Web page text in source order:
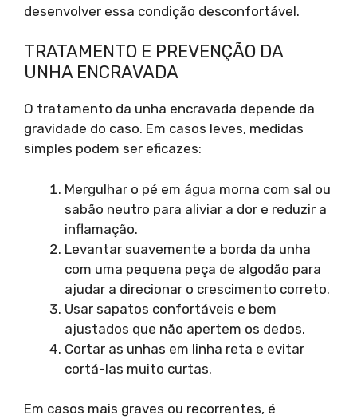
desenvolver essa condição desconfortável.
TRATAMENTO E PREVENÇÃO DA
UNHA ENCRAVADA
O tratamento da unha encravada depende da
gravidade do caso. Em casos leves, medidas
simples podem ser eficazes:
Mergulhar o pé em água morna com sal ou
sabão neutro para aliviar a dor e reduzir a
inflamação.
Levantar suavemente a borda da unha
com uma pequena peça de algodão para
ajudar a direcionar o crescimento correto.
Usar sapatos confortáveis e bem
ajustados que não apertem os dedos.
Cortar as unhas em linha reta e evitar
cortá-las muito curtas.
Em casos mais graves ou recorrentes, é